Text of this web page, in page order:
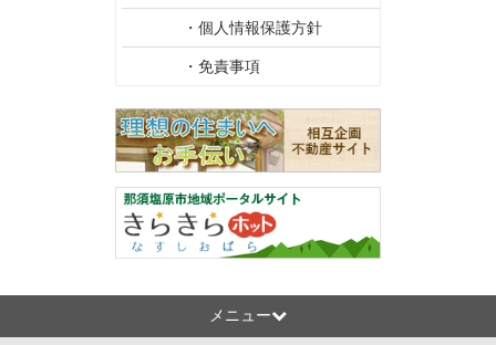
・個人情報保護方針
・免責事項
メニュー